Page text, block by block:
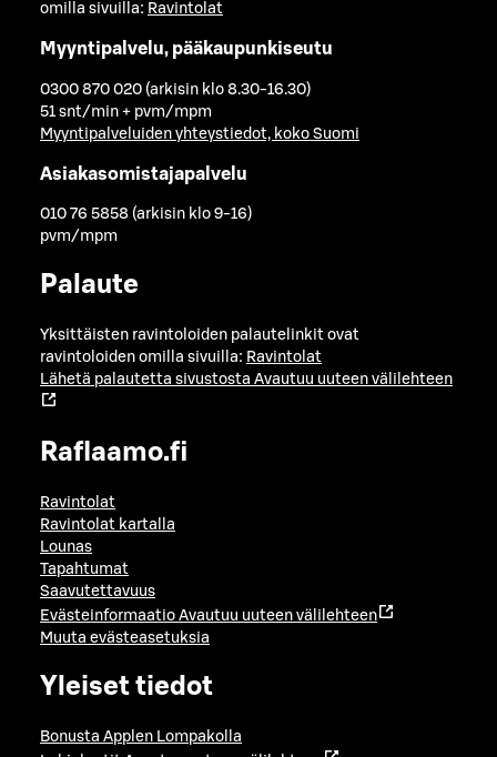
omilla sivuilla: Ravintolat
Myyntipalvelu, pääkaupunkiseutu
0300 870 020 (arkisin klo 8.30-16.30)
51 snt/min + pvm/mpm
Myyntipalveluiden yhteystiedot, koko Suomi
Asiakasomistajapalvelu
010 76 5858 (arkisin klo 9-16)
pvm/mpm
Palaute
Yksittäisten ravintoloiden palautelinkit ovat
ravintoloiden omilla sivuilla: Ravintolat
Lähetä palautetta sivustosta Avautuu uuteen välilehteen
Raflaamo.fi
Ravintolat
Ravintolat kartalla
Lounas
Tapahtumat
Saavutettavuus
Evästeinformaatio Avautuu uuteen välilehteen
Muuta evästeasetuksia
Yleiset tiedot
Bonusta Applen Lompakolla